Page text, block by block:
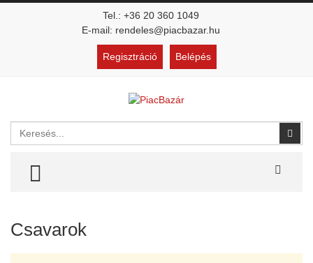
Tel.: +36 20 360 1049
E-mail: rendeles@piacbazar.hu
Regisztráció Belépés
Keresés
TOGGLE MENU
Csavarok